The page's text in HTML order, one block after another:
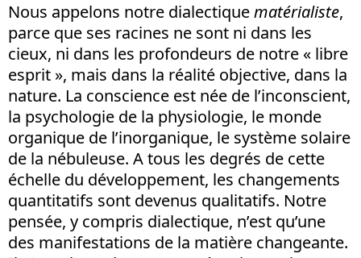
Nous appelons notre dialectiquematérialiste,
parce que ses racines ne sont ni dans les
cieux, ni dans les profondeurs de notre « libre
esprit », mais dans la réalité objective, dans la
nature. La conscience est née de l’inconscient,
la psychologie de la physiologie, le monde
organique de l’inorganique, le système solaire
de la nébuleuse. A tous les degrés de cette
échelle du développement, les changements
quantitatifs sont devenus qualitatifs. Notre
pensée, y compris dialectique, n’est qu’une
des manifestations de la matière changeante.